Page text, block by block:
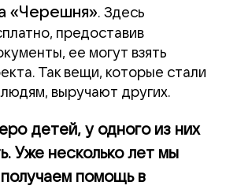
«Черешня». Здесь
предоставив
ее могут взять
Так вещи, которые стали
выручают других.
детей, у одного из них
Уже несколько лет мы
помощь в